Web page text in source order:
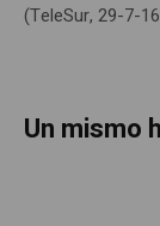
(TeleSur, 29-7-
Un mismo